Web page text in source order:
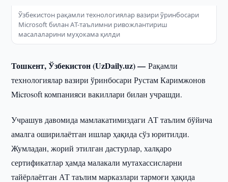
Ўзбекистон рақамли технологиялар вазири ўринбосари
Microsoft билан AТ-таълимни ривожлантириш
масалаларини муҳокама қилди
Тошкент, Ўзбекистон (UzDaily.uz) —Рақамли
технологиялар вазири ўринбосари Рустам Каримжонов
Microsoft компанияси вакиллари билан учрашди.
Учрашув давомида мамлакатимиздаги АТ таълим бўйича
амалга оширилаётган ишлар ҳақида сўз юритилди.
Жумладан, жорий этилган дастурлар, халқаро
сертификатлар ҳамда малакали мутахассисларни
тайёрлаётган АТ таълим марказлари тармоғи ҳақида